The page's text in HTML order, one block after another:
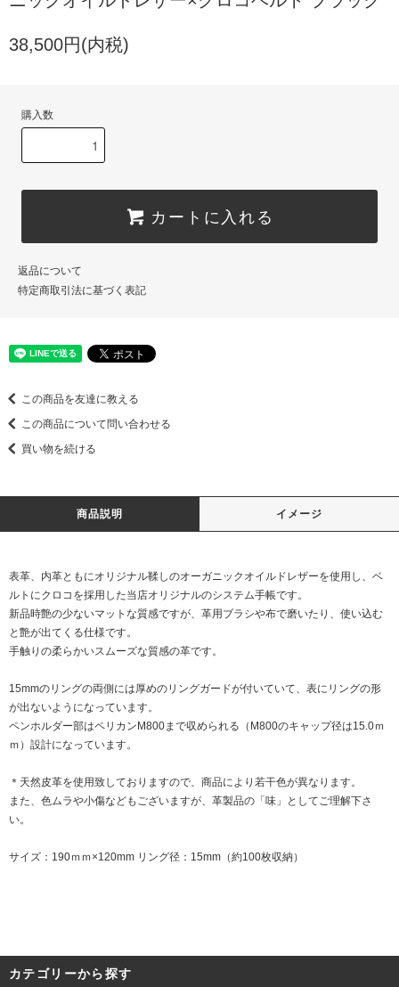
38,500円(内税)
購入数
カートに入れる
返品について
特定商取引法に基づく表記
この商品を友達に教える
この商品について問い合わせる
買い物を続ける
商品説明 イメージ
表革、内革ともにオリジナル鞣しのオーガニックオイルドレザーを使用し、ベ
ルトにクロコを採用した当店オリジナルのシステム手帳です。
新品時艶の少ないマットな質感ですが、革用ブラシや布で磨いたり、使い込む
と艶が出てくる仕様です。
手触りの柔らかいスムーズな質感の革です。
15mmのリングの両側には厚めのリングガードが付いていて、表にリングの形
が出ないようになっています。
ペンホルダー部はペリカンM800まで収められる（M800のキャップ径は15.0ｍ
ｍ）設計になっています。
＊天然皮革を使用致しておりますので、商品により若干色が異なります。
また、色ムラや小傷などもございますが、革製品の「味」としてご理解下さ
い。
サイズ：190ｍｍ×120mm リング径：15mm（約100枚収納）
カテゴリーから探す